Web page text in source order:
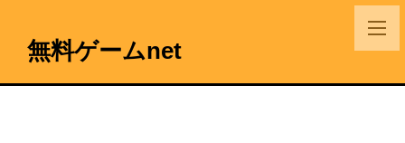
無料ゲームnet